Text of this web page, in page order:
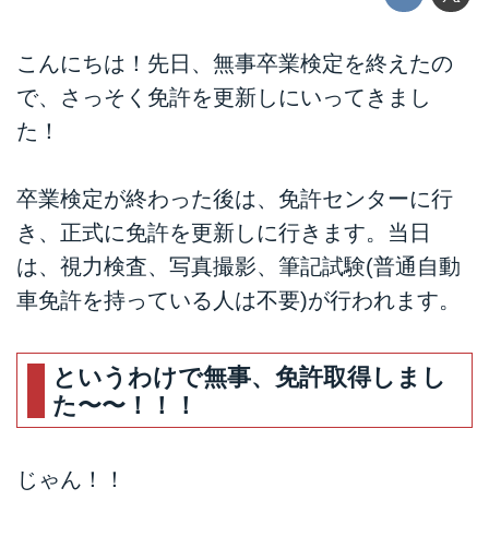
こんにちは！先日、無事卒業検定を終えたの
で、さっそく免許を更新しにいってきまし
た！
卒業検定が終わった後は、免許センターに行
き、正式に免許を更新しに行きます。当日
は、視力検査、写真撮影、筆記試験(普通自動
車免許を持っている人は不要)が行われます。
というわけで無事、免許取得しまし
た〜〜！！！
じゃん！！